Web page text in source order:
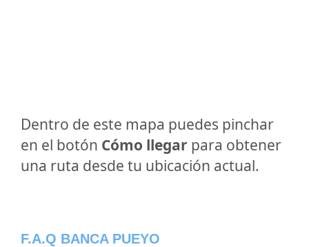
Dentro de este mapa puedes pinchar
en el botón Cómo llegar para obtener
una ruta desde tu ubicación actual.
F.A.Q BANCA PUEYO